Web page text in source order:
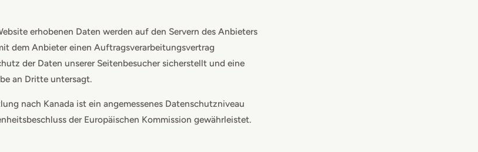
erhobenen Daten werden auf den Servern des Anbieters
dem Anbieter einen Auftragsverarbeitungsvertrag
der Daten unserer Seitenbesucher sicherstellt und eine
an Dritte untersagt.
nach Kanada ist ein angemessenes Datenschutzniveau
der Europäischen Kommission gewährleistet.